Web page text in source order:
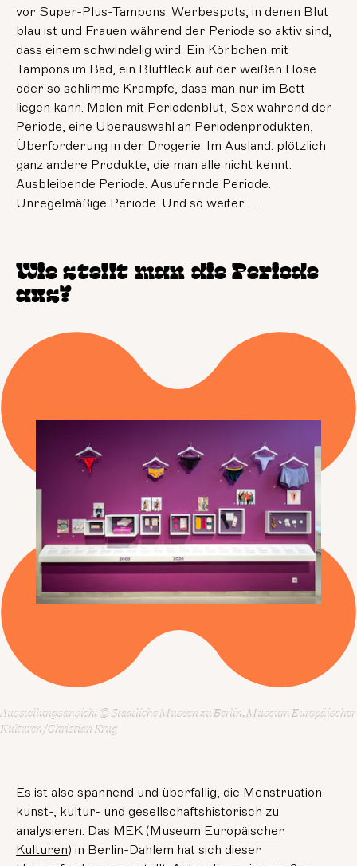
vor Super-Plus-Tampons. Werbespots, in denen Blut
blau ist und Frauen während der Periode so aktiv sind,
dass einem schwindelig wird. Ein Körbchen mit
Tampons im Bad, ein Blutfleck auf der weißen Hose
oder so schlimme Krämpfe, dass man nur im Bett
liegen kann. Malen mit Periodenblut, Sex während der
Periode, eine Überauswahl an Periodenprodukten,
Überforderung in der Drogerie. Im Ausland: plötzlich
ganz andere Produkte, die man alle nicht kennt.
Ausbleibende Periode. Ausufernde Periode.
Unregelmäßige Periode. Und so weiter …
Wie stellt man die Periode
aus?
Ausstellungsansicht © Staatliche Museen zu Berlin, Museum Europäischer
Kulturen / Christian Krug
Es ist also spannend und überfällig, die Menstruation
kunst-, kultur- und gesellschaftshistorisch zu
analysieren. Das MEK (Museum Europäischer
Kulturen) in Berlin-Dahlem hat sich dieser